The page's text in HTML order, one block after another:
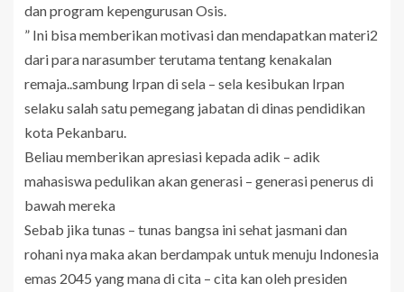
dan program kepengurusan Osis.
” Ini bisa memberikan motivasi dan mendapatkan materi2
dari para narasumber terutama tentang kenakalan
remaja..sambung Irpan di sela – sela kesibukan Irpan
selaku salah satu pemegang jabatan di dinas pendidikan
kota Pekanbaru.
Beliau memberikan apresiasi kepada adik – adik
mahasiswa pedulikan akan generasi – generasi penerus di
bawah mereka
Sebab jika tunas – tunas bangsa ini sehat jasmani dan
rohani nya maka akan berdampak untuk menuju Indonesia
emas 2045 yang mana di cita – cita kan oleh presiden